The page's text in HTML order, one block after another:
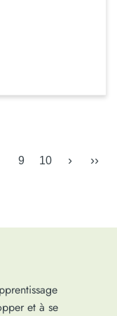
9 10 › ››
et à se